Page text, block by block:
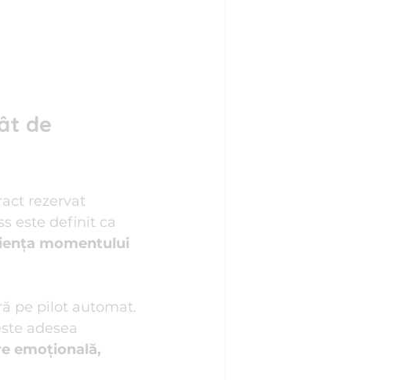
de
rezervat
este definit ca
momentului
pe pilot automat.
adesea
emoțională,